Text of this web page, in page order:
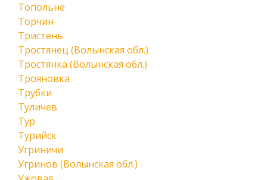
Топольне
Торчин
Тристень
Тростянец (Волынская обл.)
Тростянка (Волынская обл.)
Трояновка
Трубки
Туличев
Тур
Турийск
Угриничи
Угринов (Волынская обл.)